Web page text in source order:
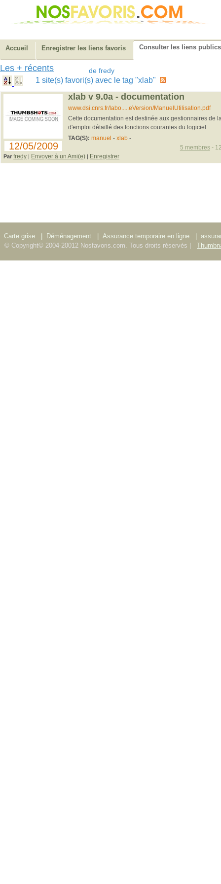
Accueil Enregistrer les liens favoris Consulter les liens publics
Les + récents de fredy
1 site(s) favori(s) avec le tag "xlab"
12/05/2009
xlab v 9.0a - documentation
www.dsi.cnrs.fr/labo.....eVersion/ManuelUtilisation.pdf
Cette documentation est destinée aux gestionnaires de
d'emploi détaillé des fonctions courantes du logiciel.
TAG(S): manuel - xlab-
Par fredy | Envoyer à un Ami(e) | Enregistrer
5 membres-
Carte grise Déménagement Assurance temporaire en ligne
© Copyright© 2004-20012 Nosfavoris.com. Tous droits réservés |